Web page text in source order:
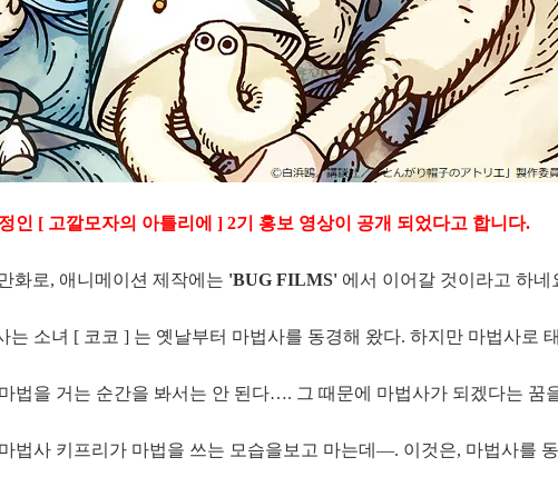
인 [ 고깔모자의 아틀리에 ] 2기 홍보 영상이 공개 되었다고 합니다.
화로, 애니메이션 제작에는 'BUG FILMS' 에서 이어갈 것이라고 하네
는 소녀 [ 코코 ] 는 옛날부터 마법사를 동경해 왔다. 하지만 마법사로
법을 거는 순간을 봐서는 안 된다…. 그 때문에 마법사가 되겠다는 꿈
법사 키프리가 마법을 쓰는 모습을보고 마는데―. 이것은, 마법사를